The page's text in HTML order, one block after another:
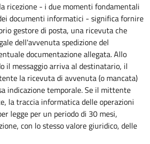
ricezione - i due momenti fondamentali
documenti informatici - significa fornire
gestore di posta, una ricevuta che
dell'avvenuta spedizione del
documentazione allegata. Allo
il messaggio arriva al destinatario, il
la ricevuta di avvenuta (o mancata)
indicazione temporale. Se il mittente
la traccia informatica delle operazioni
legge per un periodo di 30 mesi,
con lo stesso valore giuridico, delle